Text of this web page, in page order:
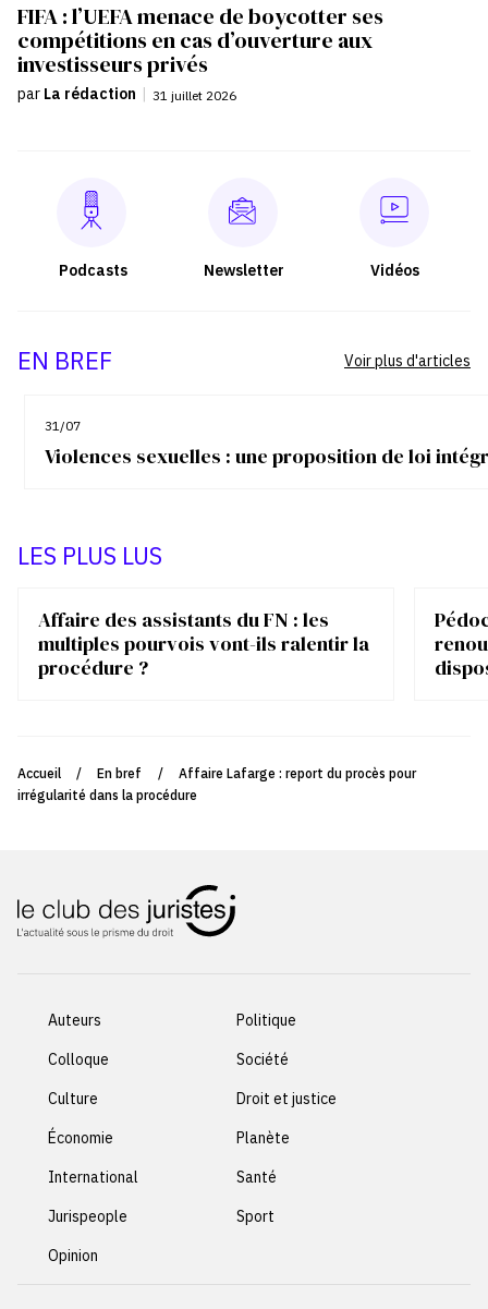
FIFA : l’UEFA menace de boycotter ses
compétitions en cas d’ouverture aux
investisseurs privés
par La rédaction 31 juillet 2026
Podcasts Newsletter Vidéos
EN BREF
31/07
Violences sexuelles : une proposition de loi
Voir plus d'articles
LES PLUS LUS
Affaire des assistants du FN : les
multiples pourvois vont-ils ralentir la
procédure ?
Accueil / En bref /
Affaire Lafarge : report du procès pour
irrégularité dans la procédure
Auteurs
Colloque
Culture
Économie
International
Jurispeople
Opinion
Politique
Société
Droit et justice
Planète
Santé
Sport